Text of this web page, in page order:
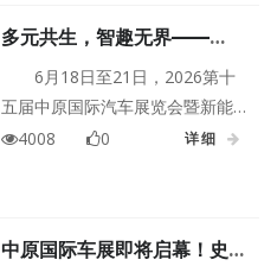
多元共生，智趣无界——
2026第十五届中原国际车展
明日启幕
6月18日至21日，2026第十
五届中原国际汽车展览会暨新能
源·智能出行展，将登陆郑州国际
4008 0 详细
中原国际车展即将启幕！史无